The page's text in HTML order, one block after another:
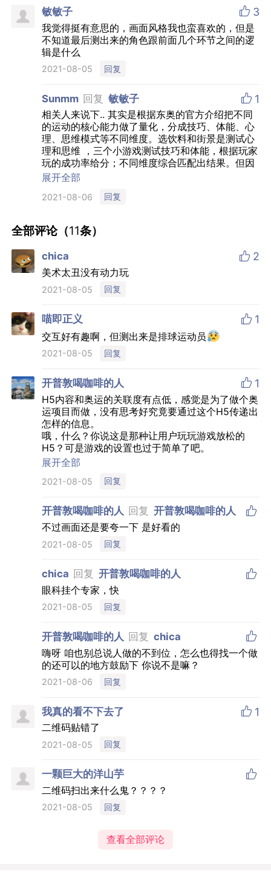
敏敏子  3
我觉得挺有意思的，画面风格我也蛮喜欢的，但是
不知道最后测出来的角色跟前面几个环节之间的逻
辑是什么
2021-08-05 回复
Sunmm 回复 敏敏子  1
相关人来说下.. 其实是根据东奥的官方介绍把不同
的运动的核心能力做了量化，分成技巧、体能、心
理、思维模式等不同维度。选饮料和街景是测试心
理和思维 ，三个小游戏测试技巧和体能，根据玩家
玩的成功率给分；不同维度综合匹配出结果。但因
为玩家每次玩游戏的得分情况可能都不一样，所以
了不少心思的，真的不是随便给结果
指导意义 开心就好
展开全部
2021-08-06 回复
全部评论（11条）
chica  2
美术太丑没有动力玩
2021-08-05 回复
喵即正义  1
交互好有趣啊，但测出来是排球运动员
2021-08-05 回复
开普敦喝咖啡的人  1
H5内容和奥运的关联度有点低，感觉是为了做个奥
运项目而做，没有思考好究竟要通过这个H5传递出
怎样的信息。
哦，什么？你说这是那种让用户玩玩游戏放松的
H5？可是游戏的设置也过于简单了吧。
总之有些形式大于内容。
展开全部
2021-08-05 回复
开普敦喝咖啡的人 回复 开普敦喝咖啡的人 
不过画面还是要夸一下 是好看的
2021-08-05 回复
chica 回复 开普敦喝咖啡的人 
眼科挂个专家，快
2021-08-05 回复
开普敦喝咖啡的人 回复 chica 
嗨呀 咱也别总说人做的不到位，怎么也得找一个做
的还可以的地方鼓励下 你说不是嘛？
2021-08-06 回复
我真的看不下去了  1
二维码贴错了
2021-08-05 回复
一颗巨大的洋山芋 
二维码扫出来什么鬼？？？？
2021-08-05 回复
查看全部评论